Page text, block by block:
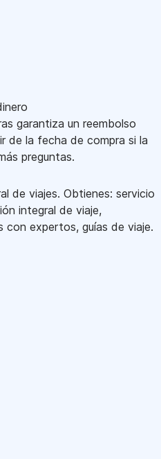
garantiza un reembolso
de la fecha de compra si la
preguntas.
de viajes. Obtienes: servicio
integral de viaje,
con expertos, guías de viaje.